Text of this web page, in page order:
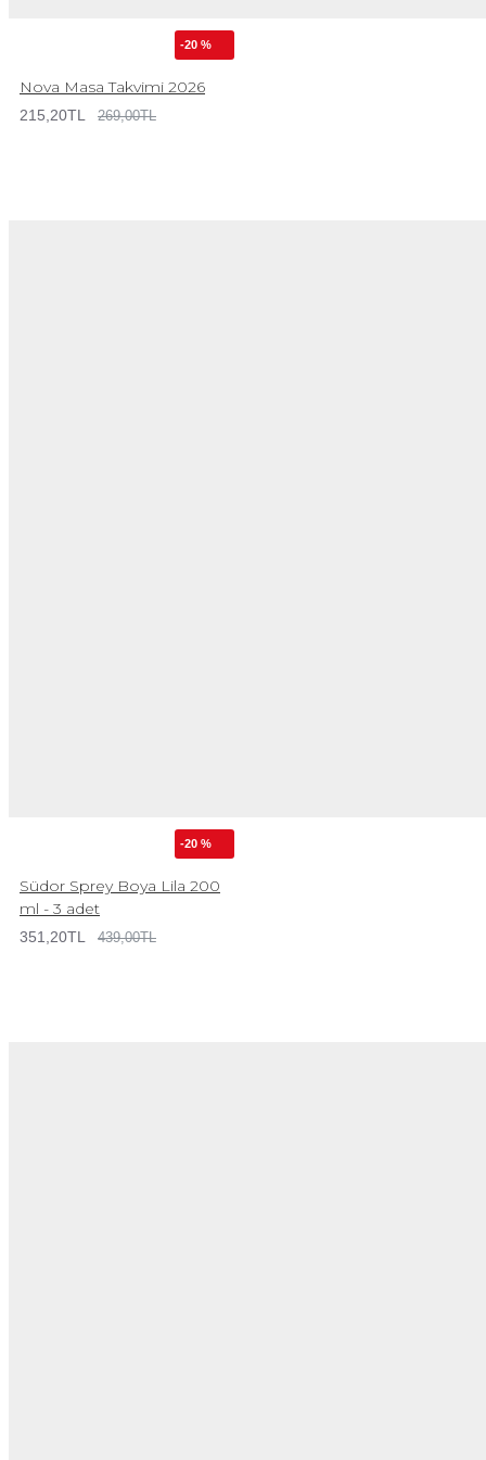
-20 %
Nova Masa Takvimi 2026
215,20TL 269,00TL
-20 %
Südor Sprey Boya Lila 200
ml - 3 adet
351,20TL 439,00TL